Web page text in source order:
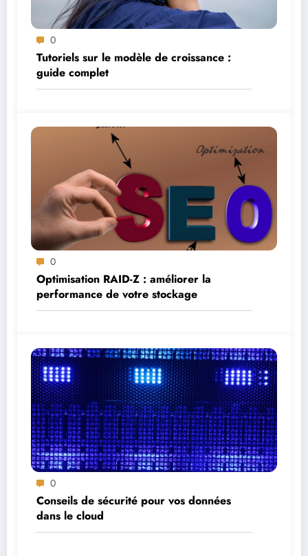
0
Tutoriels sur le modèle de croissance :
guide complet
0
Optimisation RAID-Z : améliorer la
performance de votre stockage
0
Conseils de sécurité pour vos données
dans le cloud